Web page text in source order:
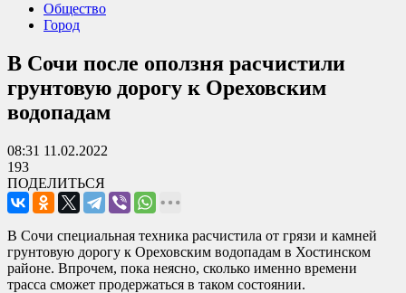
Общество
Город
В Сочи после оползня расчистили
грунтовую дорогу к Ореховским
водопадам
08:31 11.02.2022
193
ПОДЕЛИТЬСЯ
В Сочи специальная техника расчистила от грязи и камней
грунтовую дорогу к Ореховским водопадам в Хостинском
районе. Впрочем, пока неясно, сколько именно времени
трасса сможет продержаться в таком состоянии.